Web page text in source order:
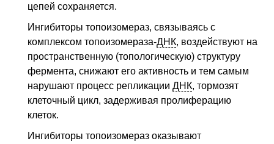
цепей сохраняется.
Ингибиторы топоизомераз, связываясь с
комплексом топоизомераза-ДНК, воздействуют на
пространственную (топологическую) структуру
фермента, снижают его активность и тем самым
нарушают процесс репликации ДНК, тормозят
клеточный цикл, задерживая пролиферацию
клеток.
Ингибиторы топоизомераз оказывают